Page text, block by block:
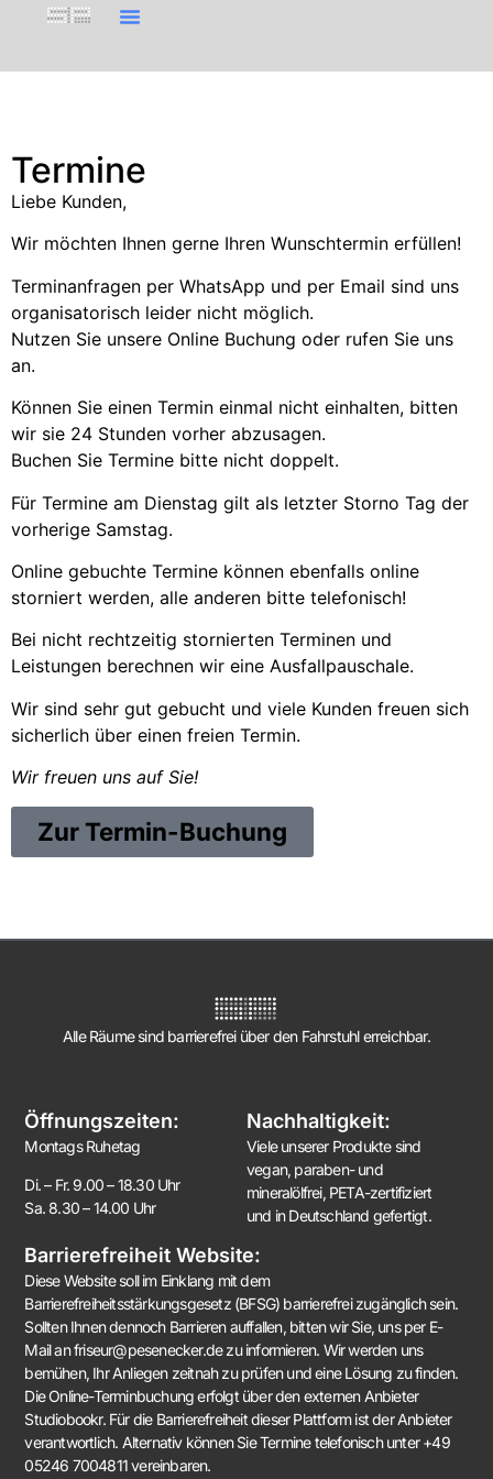
Termine
Liebe Kunden,
Wir möchten Ihnen gerne Ihren Wunschtermin erfüllen!
Terminanfragen per WhatsApp und per Email sind uns
organisatorisch leider nicht möglich.
Nutzen Sie unsere Online Buchung oder rufen Sie uns
an.
Können Sie einen Termin einmal nicht einhalten, bitten
wir sie 24 Stunden vorher abzusagen.
Buchen Sie Termine bitte nicht doppelt.
Für Termine am Dienstag gilt als letzter Storno Tag der
vorherige Samstag.
Online gebuchte Termine können ebenfalls online
storniert werden, alle anderen bitte telefonisch!
Bei nicht rechtzeitig stornierten Terminen und
Leistungen berechnen wir eine Ausfallpauschale.
Wir sind sehr gut gebucht und viele Kunden freuen sich
sicherlich über einen freien Termin.
Wir freuen uns auf Sie!
Zur Termin-Buchung
Alle Räume sind barrierefrei über den Fahrstuhl erreichbar.
Öffnungszeiten:
Montags Ruhetag
Di. – Fr. 9.00 – 18.30 Uhr
Sa. 8.30 – 14.00 Uhr
Nachhaltigkeit:
Viele unserer Produkte sind
vegan, paraben- und
mineralölfrei, PETA-zertifiziert
und in Deutschland gefertigt.
Barrierefreiheit Website:
Diese Website soll im Einklang mit dem
Barrierefreiheitsstärkungsgesetz (BFSG) barrierefrei zugänglich sein.
Sollten Ihnen dennoch Barrieren auffallen, bitten wir Sie, uns per E-
Mail an friseur@pesenecker.de zu informieren. Wir werden uns
bemühen, Ihr Anliegen zeitnah zu prüfen und eine Lösung zu finden.
Die Online-Terminbuchung erfolgt über den externen Anbieter
Studiobookr. Für die Barrierefreiheit dieser Plattform ist der Anbieter
verantwortlich. Alternativ können Sie Termine telefonisch unter +49
05246 7004811 vereinbaren.